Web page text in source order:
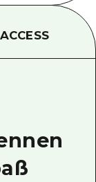
bei
ACCESS